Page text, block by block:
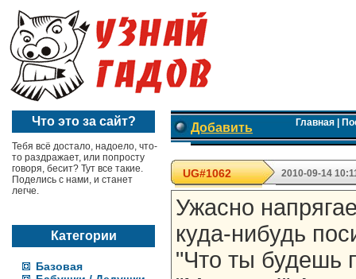
Что это за сайт?
Тебя всё достало, надоело, что-
то раздражает, или попросту
говоря, бесит? Тут все такие.
Поделись с нами, и станет
легче.
Категории
Базовая
Добавить Главная|
UG#1062 2010-09-14
Ужасно
куда-нибудь
"Что ты будешь